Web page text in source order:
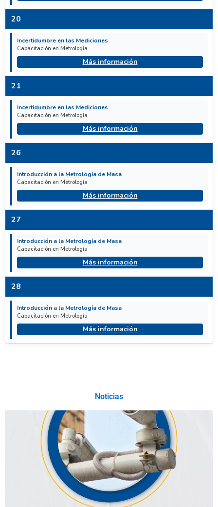
20
Incertidumbre en las Mediciones
Capacitación en Metrología
Más información
21
Incertidumbre en las Mediciones
Capacitación en Metrología
Más información
26
Introducción a la Metrología de Masa
Capacitación en Metrología
Más información
27
Introducción a la Metrología de Masa
Capacitación en Metrología
Más información
28
Introducción a la Metrología de Masa
Capacitación en Metrología
Más información
Noticias